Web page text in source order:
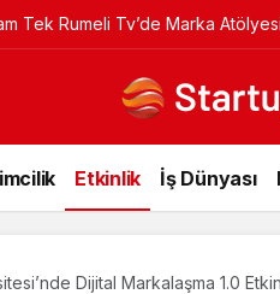
Tek Rumeli Tv’de Marka Atölyesi
Etkinlik İş Dünyası
Dijital Markalaşma 1.0